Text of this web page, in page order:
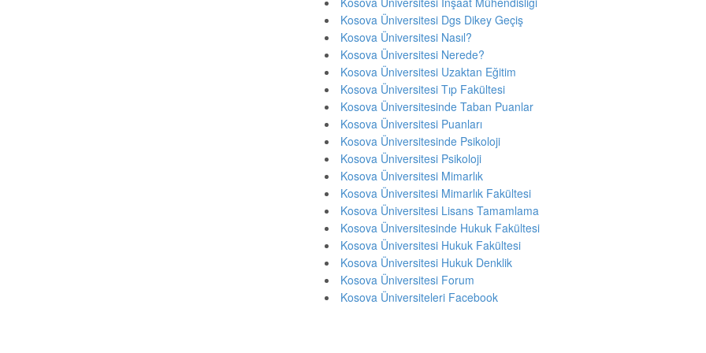
Kosova Üniversitesi Dgs Dikey Geçiş
Kosova Üniversitesi Nasıl?
Kosova Üniversitesi Nerede?
Kosova Üniversitesi Uzaktan Eğitim
Kosova Üniversitesi Tıp Fakültesi
Kosova Üniversitesinde Taban Puanlar
Kosova Üniversitesi Puanları
Kosova Üniversitesinde Psikoloji
Kosova Üniversitesi Psikoloji
Kosova Üniversitesi Mimarlık
Kosova Üniversitesi Mimarlık Fakültesi
Kosova Üniversitesi Lisans Tamamlama
Kosova Üniversitesinde Hukuk Fakültesi
Kosova Üniversitesi Hukuk Fakültesi
Kosova Üniversitesi Hukuk Denklik
Kosova Üniversitesi Forum
Kosova Üniversiteleri Facebook